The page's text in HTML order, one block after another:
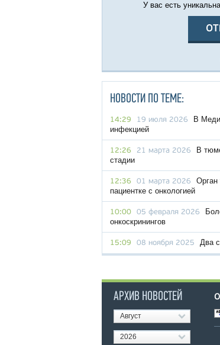
У вас есть
НОВОСТИ ПО ТЕМЕ:
14:29 19 июля 2026
В
инфекцией
12:26 21 марта 2026
В
стадии
12:36 01 марта 2026
Орган
пациентке с онкологией
10:00 05 февраля 2026
онкоскринингов
15:09 08 ноября 2025 Два
АРХИВ НОВОСТЕЙ
Август
2026